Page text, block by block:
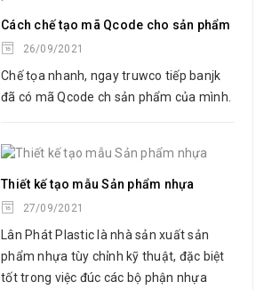
Cách chế tạo mã Qcode cho sản phẩm
26/09/2021
Chế tọa nhanh, ngay truwco tiếp banjk
đã có mã Qcode ch sản phẩm của mình.
Thiết kế tạo mẫu Sản phẩm nhựa
27/09/2021
Lân Phát Plastic là nhà sản xuất sản
phẩm nhựa tùy chỉnh kỹ thuật, đặc biệt
tốt trong việc đúc các bộ phận nhựa